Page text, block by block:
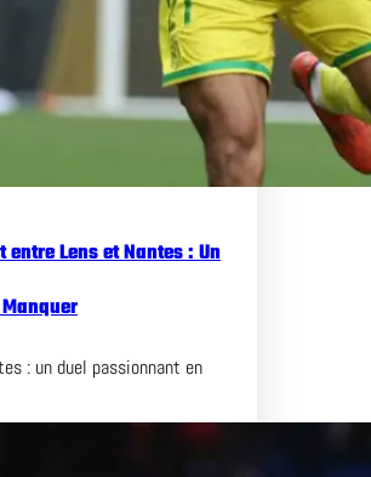
entre Lens et Nantes : Un
: un duel passionnant en